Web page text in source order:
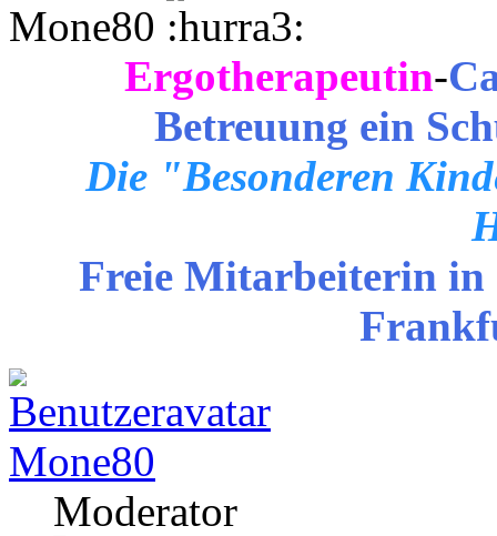
Mone80
Ergotherapeutin-
Betreuung ein
Die "Besonderen
Freie Mitarbeiterin in
Mone80
Moderator